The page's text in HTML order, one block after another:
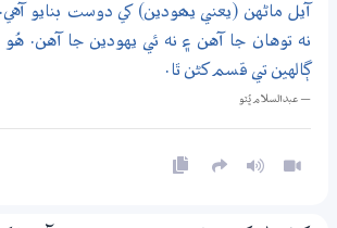
آيل ماڻهن (يعني يھودين) کي دوست بنايو
نه توهان جا آهن ۽ نه ئي يهودين جا آهن.
ڳالهين تي قسم کڻن ٿا.
— عبدالسلام ڀُٽو